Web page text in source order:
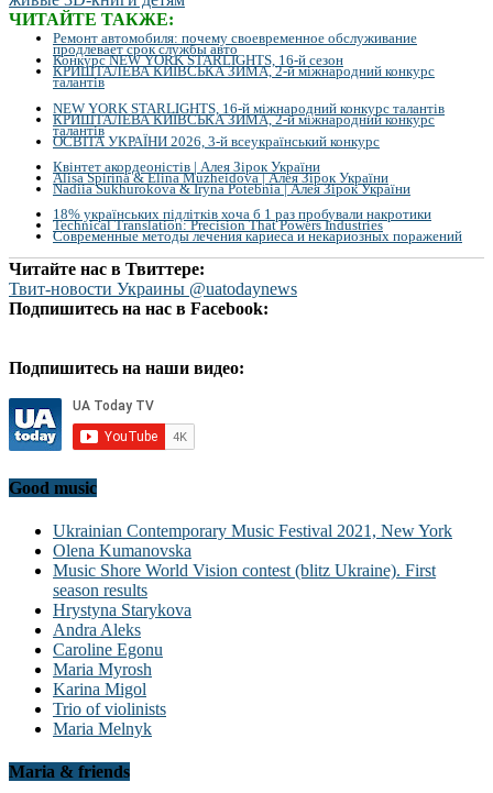
ЧИТАЙТЕ ТАКЖЕ:
Ремонт автомобиля: почему своевременное обслуживание
продлевает срок службы авто
Конкурс NEW YORK STARLIGHTS, 16-й сезон
КРИШТАЛЕВА КИЇВСЬКА ЗИМА, 2-й міжнародний конкурс
талантів
NEW YORK STARLIGHTS, 16-й міжнародний конкурс талантів
КРИШТАЛЕВА КИЇВСЬКА ЗИМА, 2-й міжнародний конкурс
талантів
ОСВІТА УКРАЇНИ 2026, 3-й всеукраїнський конкурс
Квінтет акордеоністів | Алея Зірок України
Alisa Spirina & Elina Muzheidova | Алея Зірок України
Nadiia Sukhurokova & Iryna Potebnia | Алея Зірок України
18% українських підлітків хоча б 1 раз пробували накротики
Technical Translation: Precision That Powers Industries
Современные методы лечения кариеса и некариозных поражений
Читайте нас в Твиттере:
Твит-новости Украины @uatodaynews
Подпишитесь на нас в Facebook:
Подпишитесь на наши видео:
Good music
Ukrainian Contemporary Music Festival 2021, New York
Olena Kumanovska
Music Shore World Vision contest (blitz Ukraine). First
season results
Hrystyna Starykova
Andra Aleks
Caroline Egonu
Maria Myrosh
Karina Migol
Trio of violinists
Maria Melnyk
Maria & friends